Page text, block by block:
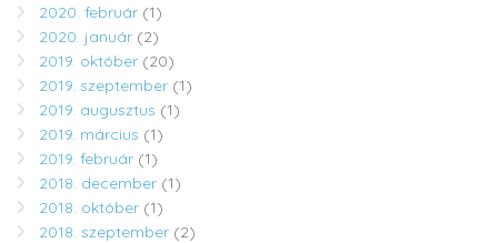
2020. február (1)
2020. január (2)
2019. október (20)
2019. szeptember (1)
2019. augusztus (1)
2019. március (1)
2019. február (1)
2018. december (1)
2018. október (1)
2018. szeptember (2)